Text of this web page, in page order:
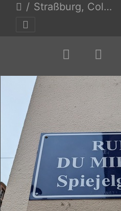
Straßburg, Colmar, Burg Hohenzollern, Nürtingen